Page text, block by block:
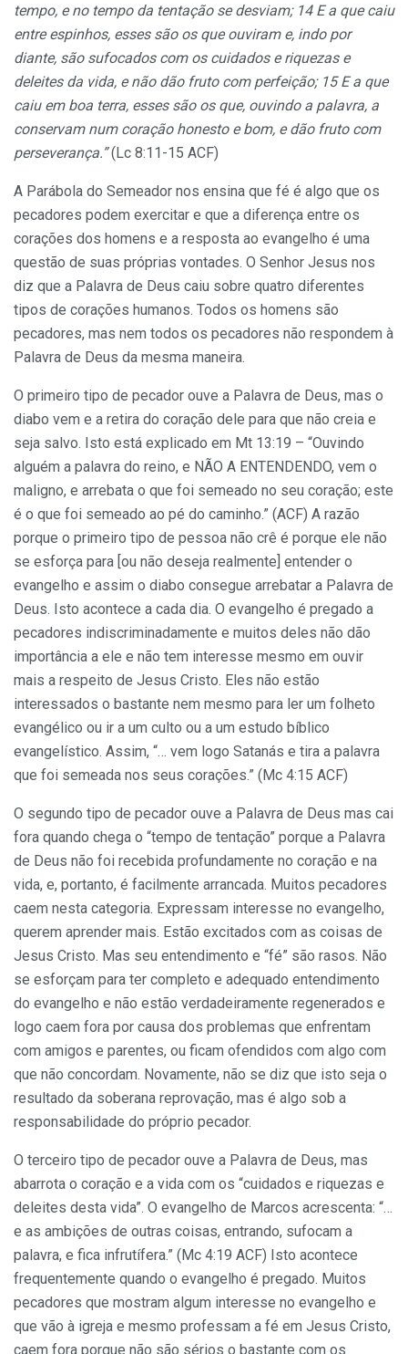
tempo, e no tempo da tentação se desviam; 14 E a que caiu
entre espinhos, esses são os que ouviram e, indo por
diante, são sufocados com os cuidados e riquezas e
deleites da vida, e não dão fruto com perfeição; 15 E a que
caiu em boa terra, esses são os que, ouvindo a palavra, a
conservam num coração honesto e bom, e dão fruto com
perseverança.”(Lc 8:11-15 ACF)
A Parábola do Semeador nos ensina que fé é algo que os
pecadores podem exercitar e que a diferença entre os
corações dos homens e a resposta ao evangelho é uma
questão de suas próprias vontades. O Senhor Jesus nos
diz que a Palavra de Deus caiu sobre quatro diferentes
tipos de corações humanos. Todos os homens são
pecadores, mas nem todos os pecadores não respondem à
Palavra de Deus da mesma maneira.
O primeiro tipo de pecador ouve a Palavra de Deus, mas o
diabo vem e a retira do coração dele para que não creia e
seja salvo. Isto está explicado em Mt 13:19 – “Ouvindo
alguém a palavra do reino, e NÃO A ENTENDENDO, vem o
maligno, e arrebata o que foi semeado no seu coração; este
é o que foi semeado ao pé do caminho.” (ACF) A razão
porque o primeiro tipo de pessoa não crê é porque ele não
se esforça para [ou não deseja realmente] entender o
evangelho e assim o diabo consegue arrebatar a Palavra de
Deus. Isto acontece a cada dia. O evangelho é pregado a
pecadores indiscriminadamente e muitos deles não dão
importância a ele e não tem interesse mesmo em ouvir
mais a respeito de Jesus Cristo. Eles não estão
interessados o bastante nem mesmo para ler um folheto
evangélico ou ir a um culto ou a um estudo bíblico
evangelístico. Assim, “… vem logo Satanás e tira a palavra
que foi semeada nos seus corações.” (Mc 4:15 ACF)
O segundo tipo de pecador ouve a Palavra de Deus mas cai
fora quando chega o “tempo de tentação” porque a Palavra
de Deus não foi recebida profundamente no coração e na
vida, e, portanto, é facilmente arrancada. Muitos pecadores
caem nesta categoria. Expressam interesse no evangelho,
querem aprender mais. Estão excitados com as coisas de
Jesus Cristo. Mas seu entendimento e “fé” são rasos. Não
se esforçam para ter completo e adequado entendimento
do evangelho e não estão verdadeiramente regenerados e
logo caem fora por causa dos problemas que enfrentam
com amigos e parentes, ou ficam ofendidos com algo com
que não concordam. Novamente, não se diz que isto seja o
resultado da soberana reprovação, mas é algo sob a
responsabilidade do próprio pecador.
O terceiro tipo de pecador ouve a Palavra de Deus, mas
abarrota o coração e a vida com os “cuidados e riquezas e
deleites desta vida”. O evangelho de Marcos acrescenta: “…
e as ambições de outras coisas, entrando, sufocam a
palavra, e fica infrutífera.” (Mc 4:19 ACF) Isto acontece
frequentemente quando o evangelho é pregado. Muitos
pecadores que mostram algum interesse no evangelho e
que vão à igreja e mesmo professam a fé em Jesus Cristo,
caem fora porque não são sérios o bastante com os